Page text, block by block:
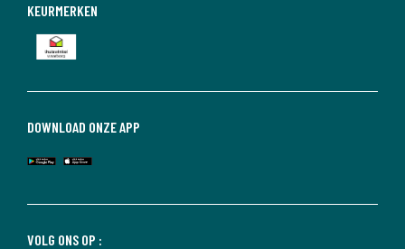
VOLG ONS OP :
DOWNLOAD ONZE APP
KEURMERKEN